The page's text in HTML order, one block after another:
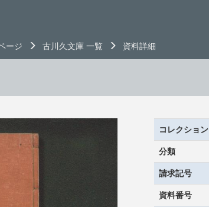
ージ 古川久文庫 一覧 資料詳細
コレクション
分類
請求記号
資料番号